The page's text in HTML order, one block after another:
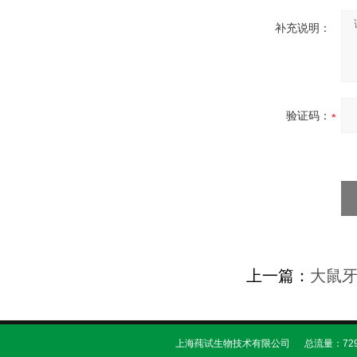
补充说明：
验证码：
上一篇： 大鼠
上海莼试生物技术有限公司 总流量：